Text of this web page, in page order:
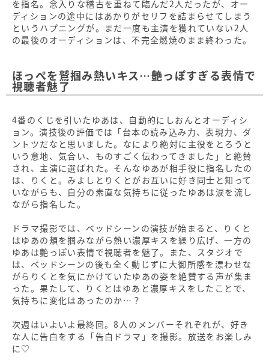
を指名。念入りな稽古を重ねて臨んだ2人だったが、オー
ディションの途中にはあかりがセリフを詰まらせてしまう
というハプニングが。まだ一度も主演を獲れていない2人
の最後のオーディションは、不完全燃焼のまま終わった。
ほっぺを鷲掴み熱いキス…艶っぽすぎる表情で
視聴者魅了
4番のくじを引いたゆあは、自動的にしおんとオーディシ
ョン。演技後の評価では「台本の読み込み力、表現力、ダ
ントツだなと思いました。なにより絶対に主役をとろうと
いう意地、気合い、ものすごく伝わってきました」と絶賛
され、主演に選ばれた。そんなゆあが相手役に指名したの
は、りくと。みよしとりくとがお互いに好き同士と知って
いながらも、自分の素直な気持ちに従ったゆあは涙を流し
ながら指名した。
ドラマ撮影では、ベッドシーンの演技が始まると、りくと
はゆあの頬を掴みながら熱い濃厚キスを繰り広げ、一方の
ゆあは艶っぽい表情で視聴者を魅了。また、スタジオで
は、ベッドシーンの後も全く動じずに大御所感を漂わせな
がらりくとを気にかけていたゆあの姿を絶賛する声が集ま
った。果たして、りくとはゆあと濃厚キスをしたことで、
気持ちに変化はあったのか…？
次週はいよいよ最終回。8人のメンバーそれぞれが、好き
な人に告白をする「告白ドラマ」を撮影。放送をお楽しみ
に♡